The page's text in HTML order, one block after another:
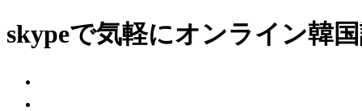
skypeで気軽にオンライン韓